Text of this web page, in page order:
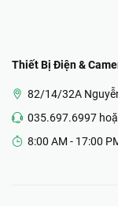
Thiết Bị Điện &
82/14/32A
035.697.6997
8:00 AM - 17:00